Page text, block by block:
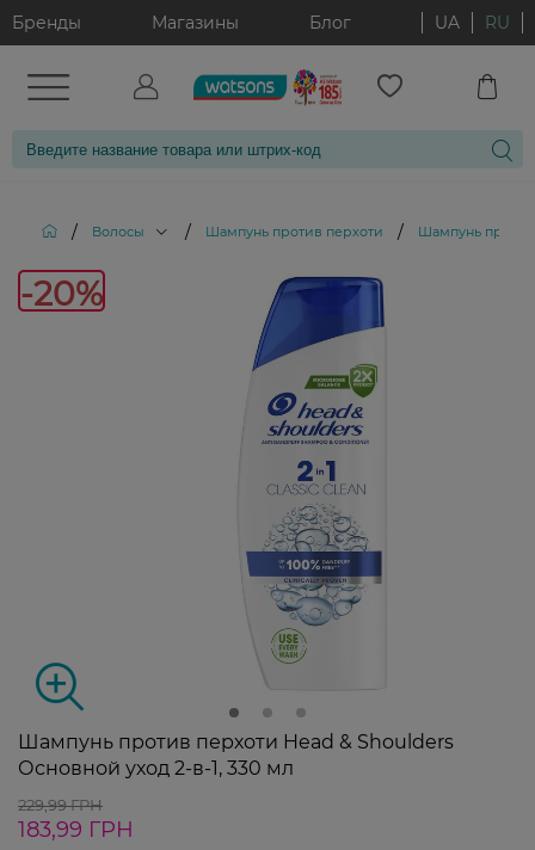
Бренды Магазины Блог UA RU
/ Волосы / Шампунь против перхоти / Шампунь против
-20%
Шампунь против перхоти Head & Shoulders
Основной уход 2-в-1, 330 мл
229,99 ГРН
183,99 ГРН